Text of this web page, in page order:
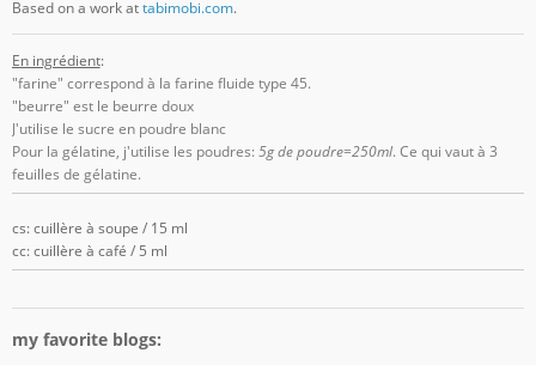
Based on a work attabimobi.com.
En ingrédient:
"farine" correspond à la farine fluide type 45.
"beurre" est le beurre doux
J'utilise le sucre en poudre blanc
Pour la gélatine, j'utilise les poudres: 5g de poudre=250ml. Ce qui vaut à 3
feuilles de gélatine.
cs: cuillère à soupe / 15 ml
cc: cuillère à café / 5 ml
my favorite blogs: